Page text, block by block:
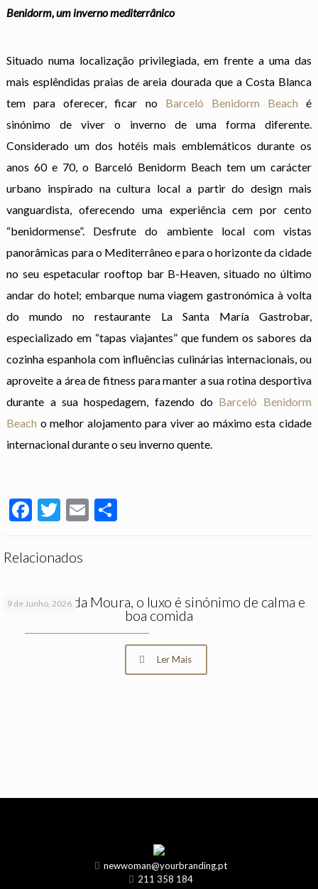
Benidorm, um inverno mediterrânico
Situado numa localização privilegiada, em frente a uma das
mais esplêndidas praias de areia dourada que a Costa Blanca
tem para oferecer, ficar no Barceló Benidorm Beach é
sinónimo de viver o inverno de uma forma diferente.
Considerado um dos hotéis mais emblemáticos durante os
anos 60 e 70, o Barceló Benidorm Beach tem um carácter
urbano inspirado na cultura local a partir do design mais
vanguardista, oferecendo uma experiência cem por cento
“benidormense”. Desfrute do ambiente local com vistas
panorâmicas para o Mediterrâneo e para o horizonte da cidade
no seu espetacular rooftop bar B-Heaven, situado no último
andar do hotel; embarque numa viagem gastronómica à volta
do mundo no restaurante La Santa María Gastrobar,
especializado em “tapas viajantes” que fundem os sabores da
cozinha espanhola com influências culinárias internacionais, ou
aproveite a área de fitness para manter a sua rotina desportiva
durante a sua hospedagem, fazendo do Barceló Benidorm
Beach o melhor alojamento para viver ao máximo esta cidade
internacional durante o seu inverno quente.
Facebook
Twitter
Email
Relacionados
9 de Junho, 2026
No Horta da Moura, o luxo é sinónimo de calma e
boa comida
Ler Mais
newwoman@yourbranding.pt
211 358 184